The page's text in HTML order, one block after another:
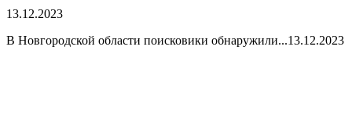
13.12.2023
В Новгородской области поисковики обнаружили...13.12.2023